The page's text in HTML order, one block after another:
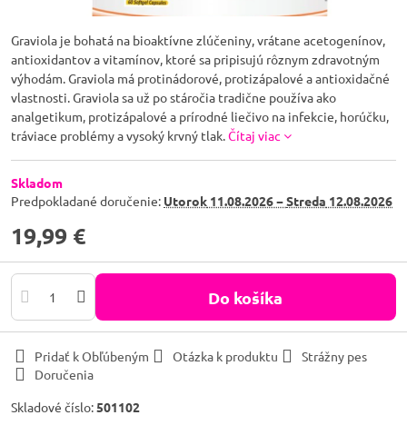
Graviola je bohatá na bioaktívne zlúčeniny, vrátane acetogenínov,
antioxidantov a vitamínov, ktoré sa pripisujú rôznym zdravotným
výhodám. Graviola má protinádorové, protizápalové a antioxidačné
vlastnosti. Graviola sa už po stáročia tradične používa ako
analgetikum, protizápalové a prírodné liečivo na infekcie, horúčku,
tráviace problémy a vysoký krvný tlak.Čítaj viac
Skladom
Predpokladané doručenie: Utorok 11.08.2026 −Streda 12.08.2026
19,99 €
Do košíka
Pridať k Obľúbeným Otázka k produktu
Strážny pes
Doručenia
Skladové číslo:501102